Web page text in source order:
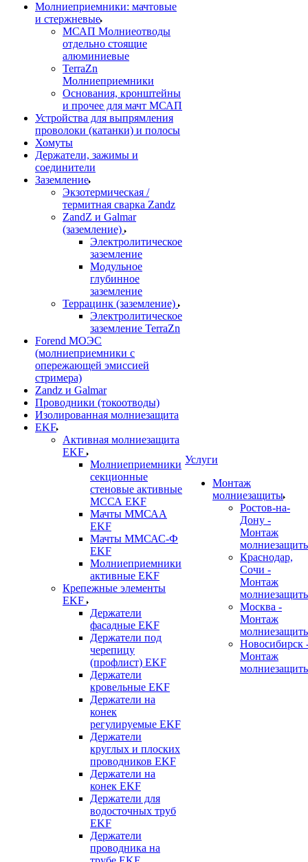
Молниеприемники: мачтовые
и стержневые
МСАП Молниеотводы
отдельно стоящие
алюминиевые
TerraZn
Молниеприемники
Основания, кронштейны
и прочее для мачт МСАП
Устройства для выпрямления
проволоки (катанки) и полосы
Хомуты
Держатели, зажимы и
соединители
Заземление
Экзотермическая /
термитная сварка Zandz
ZandZ и Galmar
(заземление)
Электролитическое
заземление
Модульное
глубинное
заземление
Террацинк (заземление)
Электролитическое
заземление TerraZn
Forend МОЭС
(молниеприемники с
опережающей эмиссией
стримера)
Zandz и Galmar
Проводники (токоотводы)
Изолированная молниезащита
EKF
Активная молниезащита
EKF
Молниеприемники
секционные
стеновые активные
МССА EKF
Мачты ММСАА
EKF
Мачты ММСАС-Ф
EKF
Молниеприемники
активные EKF
Крепежные элементы
EKF
Держатели
фасадные EKF
Держатели под
черепицу
(профлист) EKF
Держатели
кровельные EKF
Держатели на
конек
регулируемые EKF
Держатели
круглых и плоских
проводников EKF
Держатели на
конек EKF
Держатели для
водосточных труб
EKF
Держатели
проводника на
Услуги
Монтаж
молниезащиты
Ростов-на-
Дону -
Монтаж
Краснодар,
Сочи -
Монтаж
Москва -
Монтаж
Новосибирск
Монтаж